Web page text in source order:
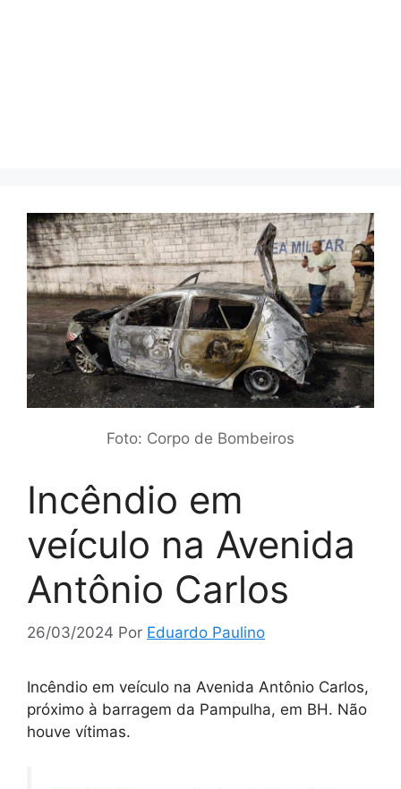
Foto: Corpo de Bombeiros
Incêndio em
veículo na Avenida
Antônio Carlos
26/03/2024 Por Eduardo Paulino
Incêndio em veículo na Avenida Antônio Carlos,
próximo à barragem da Pampulha, em BH. Não
houve vítimas.